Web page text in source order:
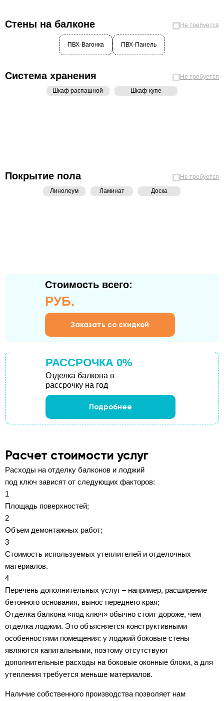
Стены на балконе Не требуется
ПВХ-Вагонка ПВХ-Панель
Система хранения
Не требуется
Шкаф распашной
Шкаф-купе
Покрытие пола
Не требуется
Линолеум
Ламинат Доска
Стоимость всего:
РУБ.
Заказать со скидкой
РАССРОЧКА 0%
Отделка балкона в
рассрочку на год
Подробнее
Расчет стоимости услуг
Расходы на отделку балконов и лоджий
под ключ зависят от следующих факторов:
1
Площадь поверхностей;
2
Объем демонтажных работ;
3
Стоимость используемых утеплителей и отделочных
материалов.
4
Перечень дополнительных услуг – например, расширение
бетонного основания, вынос переднего края;
Отделка балкона «под ключ» обычно стоит дороже, чем
отделка лоджии. Это объясняется конструктивными
особенностями помещения: у лоджий боковые стены
являются капитальными, поэтому отсутствуют
дополнительные расходы на боковые оконные блоки, а для
утепления требуется меньше материалов.
Наличие собственного производства позволяет нам